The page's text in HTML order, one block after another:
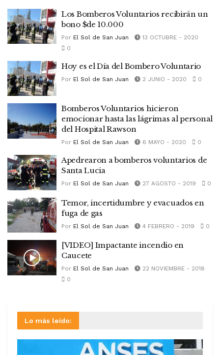
Los Bomberos Voluntarios recibirán un
bono $de 10.000
Por El Sol de San Juan
13 OCTUBRE - 2020
0
Hoy es el Día del Bombero Voluntario
Por El Sol de San Juan 2 JUNIO - 2020 0
Bomberos Voluntarios hicieron
emocionar hasta las lágrimas al personal
del Hospital Rawson
Por El Sol de San Juan 6 MAYO - 2020 0
Apedrearon a bomberos voluntarios de
Santa Lucia
Por El Sol de San Juan 27 AGOSTO - 2019 0
Temor, incertidumbre y evacuados en
fuga de gas
Por El Sol de San Juan 4 FEBRERO - 2019 0
[VIDEO] Impactante incendio en
Caucete
Por El Sol de San Juan
22 NOVIEMBRE - 2018
0
Lo más leído: